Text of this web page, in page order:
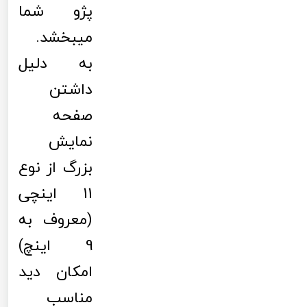
پژو شما
میبخشد.
به دلیل
داشتن
صفحه
نمایش
بزرگ از نوع
11 اینچی
(معروف به
9 اینچ)
امکان دید
مناسب